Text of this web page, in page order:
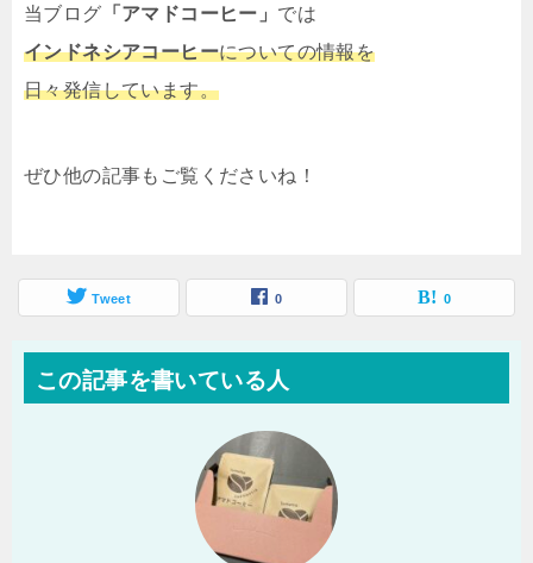
当ブログ 「アマドコーヒー」 では
インドネシアコーヒーについての情報を
日々発信しています。
ぜひ他の記事もご覧くださいね！
Tweet 0 0
この記事を書いている人